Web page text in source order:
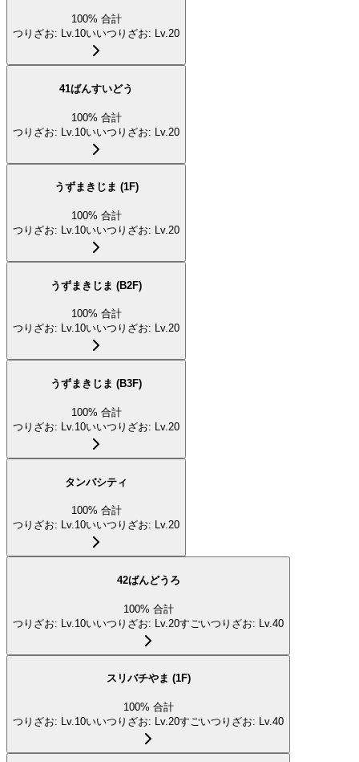
100% 合計
つりざお: Lv.10いいつりざお: Lv.20
41ばんすいどう
100% 合計
つりざお: Lv.10いいつりざお: Lv.20
うずまきじま (1F)
100% 合計
つりざお: Lv.10いいつりざお: Lv.20
うずまきじま (B2F)
100% 合計
つりざお: Lv.10いいつりざお: Lv.20
うずまきじま (B3F)
100% 合計
つりざお: Lv.10いいつりざお: Lv.20
タンバシティ
100% 合計
つりざお: Lv.10いいつりざお: Lv.20
42ばんどうろ
100% 合計
つりざお: Lv.10いいつりざお: Lv.20すごいつりざお: Lv.40
スリバチやま (1F)
100% 合計
つりざお: Lv.10いいつりざお: Lv.20すごいつりざお: Lv.40